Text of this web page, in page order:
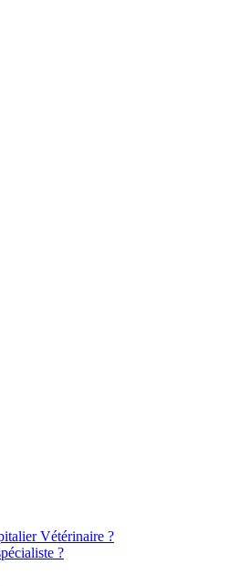
Vétérinaire ?
?